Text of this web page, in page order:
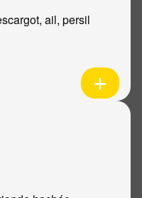
ail, persil